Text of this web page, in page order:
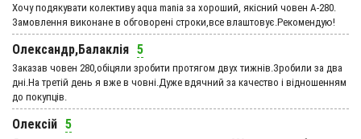
Хочу подякувати колективу aqua mania за хороший, якісний човен А-280.
Замовлення виконане в обговорені строки,все влаштовує.Рекомендую!
Олександр,Балаклія 5
Заказав човен 280,обіцяли зробити протягом двух тижнів.Зробили за два
дні.На третій день я вже в човні.Дуже вдячний за качество і відношенням
до покупців.
Олексій 5